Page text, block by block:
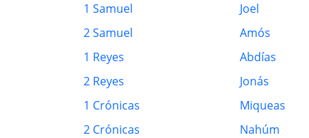
1 Samuel
2 Samuel
1 Reyes
2 Reyes
1 Crónicas
2 Crónicas
Joel
Amós
Abdías
Jonás
Miqueas
Nahúm